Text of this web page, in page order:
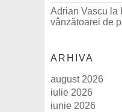
Adrian Vascu la
vânzătoarei de
ARHIVA
august 2026
iulie 2026
iunie 2026